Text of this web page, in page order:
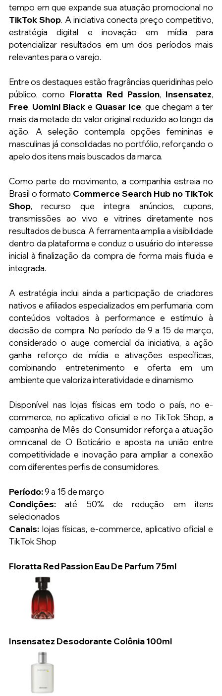
TikTok Shop. A iniciativa conecta preço competitivo,
estratégia digital e inovação em mídia para
potencializar resultados em um dos períodos mais
relevantes para o varejo.
Entre os destaques estão fragrâncias queridinhas pelo
público, como Floratta Red Passion, Insensatez
Free, Uomini Black e Quasar Ice, que chegam a ter
mais da metade do valor original reduzido ao longo da
ação. A seleção contempla opções femininas e
masculinas já consolidadas no portfólio, reforçando o
apelo dos itens mais buscados da marca.
Como parte do movimento, a companhia estreia no
Brasil o formato Commerce Search Hub no TikTok
Shop, recurso que integra anúncios, cupons,
transmissões ao vivo e vitrines diretamente nos
resultados de busca. A ferramenta amplia a visibilidade
dentro da plataforma e conduz o usuário do interesse
inicial à finalização da compra de forma mais fluida e
integrada.
A estratégia inclui ainda a participação de criadores
nativos e afiliados especializados em perfumaria, com
conteúdos voltados à performance e estímulo à
decisão de compra. No período de 9 a 15 de março,
considerado o auge comercial da iniciativa, a ação
ganha reforço de mídia e ativações específicas,
combinando entretenimento e oferta em um
ambiente que valoriza interatividade e dinamismo.
Disponível nas lojas físicas em todo o país, no e-
commerce, no aplicativo oficial e no TikTok Shop, a
campanha de Mês do Consumidor reforça a atuação
omnicanal de O Boticário e aposta na união entre
competitividade e inovação para ampliar a conexão
com diferentes perfis de consumidores.
Período: 9 a 15 de março
Condições: até 50% de redução em itens
selecionados
Canais: lojas físicas, e-commerce, aplicativo oficial e
TikTok Shop
Floratta Red Passion Eau De Parfum 75ml
Insensatez Desodorante Colônia 100ml